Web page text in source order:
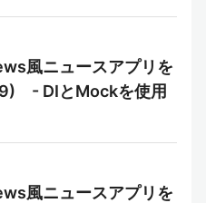
風ニュースアプリを
- DIとMockを使用
風ニュースアプリを